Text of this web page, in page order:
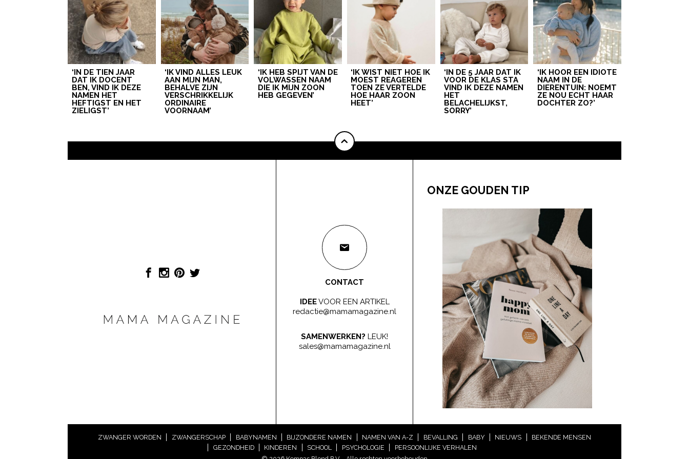
‘IN DE TIEN JAAR
DAT IK DOCENT
BEN, VIND IK DEZE
NAMEN HET
HEFTIGST EN HET
ZIELIGST’
‘IK VIND ALLES LEUK
AAN MIJN MAN,
BEHALVE ZIJN
VERSCHRIKKELIJK
ORDINAIRE
VOORNAAM’
‘IK HEB SPIJT VAN DE
VOLWASSEN NAAM
DIE IK MIJN ZOON
HEB GEGEVEN’
‘IK WIST NIET HOE IK
MOEST REAGEREN
TOEN ZE VERTELDE
HOE HAAR ZOON
HEET’
‘IN DE 5 JAAR DAT IK
VOOR DE KLAS STA
VIND IK DEZE NAMEN
HET
BELACHELIJKST,
SORRY’
‘IK HOOR EEN IDIOTE
NAAM IN DE
DIERENTUIN: NOEMT
ZE NOU ECHT HAAR
DOCHTER ZO?’
CONTACT
IDEEVOOR EEN ARTIKEL
redactie@mamamagazine.nl
SAMENWERKEN? LEUK!
sales@mamamagazine.nl
ONZE GOUDEN TIP
ZWANGER WORDEN ZWANGERSCHAP BABYNAMEN BIJZONDERE NAMEN NAMEN VAN A-Z BEVALLING BABY NIEUWS
BEKENDE MENSEN
GEZONDHEID
KINDEREN SCHOOL PSYCHOLOGIE
PERSOONLIJKE VERHALEN